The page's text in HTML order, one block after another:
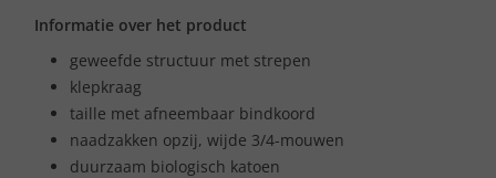
Informatie over het product
geweefde structuur met strepen
klepkraag
taille met afneembaar bindkoord
naadzakken opzij, wijde 3/4-mouwen
duurzaam biologisch katoen